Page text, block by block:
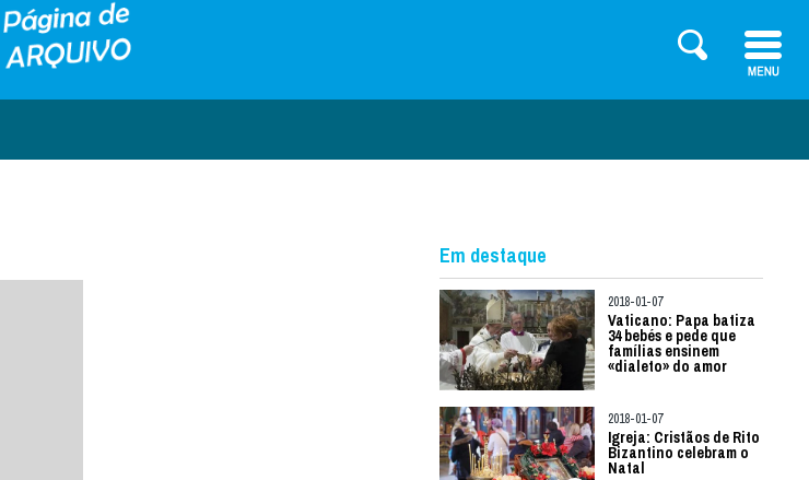
Em destaque
2018-01-07
Vaticano: Papa batiza
34 bebés e pede que
famílias ensinem
«dialeto» do amor
2018-01-07
Igreja: Cristãos de Rito
Bizantino celebram o
Natal